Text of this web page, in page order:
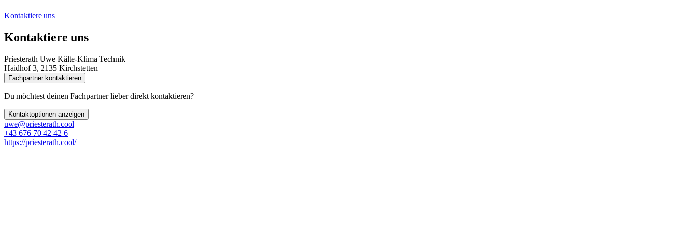
Kontaktiere uns
Kontaktiere uns
Priesterath Uwe Kälte-Klima Technik
Haidhof 3, 2135 Kirchstetten
Fachpartner kontaktieren
Du möchtest deinen Fachpartner lieber direkt kontaktieren?
Kontaktoptionen anzeigen
uwe@priesterath.cool
+43 676 70 42 42 6
https://priesterath.cool/